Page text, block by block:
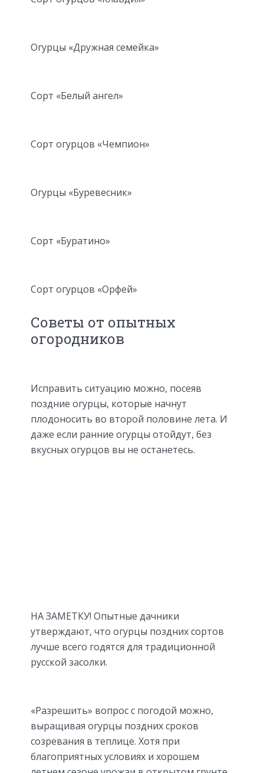
Огурцы «Дружная семейка»
Сорт «Белый ангел»
Сорт огурцов «Чемпион»
Огурцы «Буревесник»
Сорт «Буратино»
Сорт огурцов «Орфей»
Советы от опытных
огородников
Исправить ситуацию можно, посеяв
поздние огурцы, которые начнут
плодоносить во второй половине лета. И
даже если ранние огурцы отойдут, без
вкусных огурцов вы не останетесь.
НА ЗАМЕТКУ! Опытные дачники
утверждают, что огурцы поздних сортов
лучше всего годятся для традиционной
русской засолки.
«Разрешить» вопрос с погодой можно,
выращивая огурцы поздних сроков
созревания в теплице. Хотя при
благоприятных условиях и хорошем